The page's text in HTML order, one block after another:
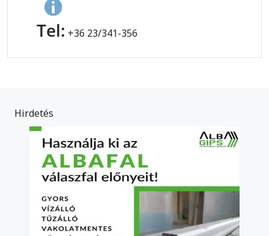
Tel: +36 23/341-356
Hirdetés